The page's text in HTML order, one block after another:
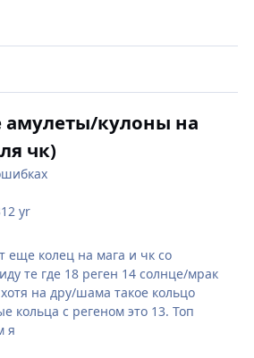
амулеты/кулоны на
чк)
12 yr
еще колец на мага и чк со
те где 18 реген 14 солнце/мрак
на дру/шама такое кольцо
кольца с регеном это 13. Топ
я